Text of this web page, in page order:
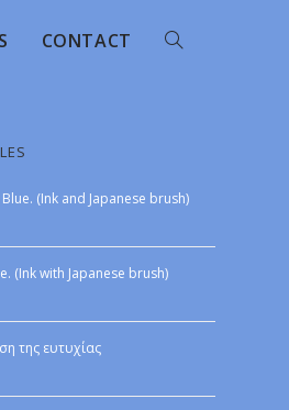
CONTACT
(Ink and Japanese brush)
(Ink with Japanese brush)
της ευτυχίας